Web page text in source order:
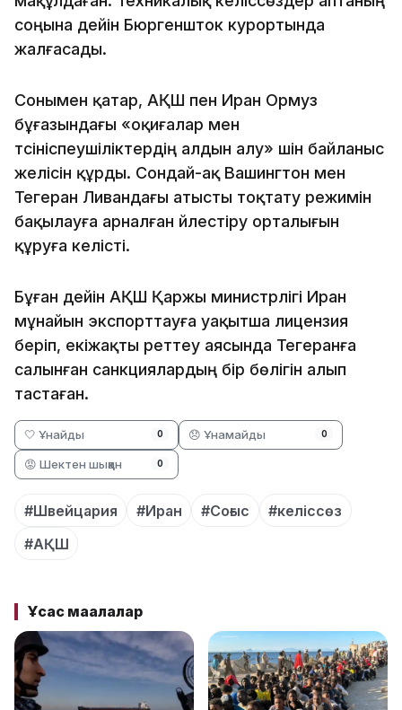
соңына дейін Бюргеншток курортында
жалғасады.
Сонымен қатар, АҚШ пен Иран Ормуз
бұғазындағы «оқиғалар мен
түсініспеушіліктердің алдын алу» үшін байланыс
желісін құрды. Сондай-ақ Вашингтон мен
Тегеран Ливандағы атысты тоқтату режимін
бақылауға арналған үйлестіру орталығын
құруға келісті.
Бұған дейін АҚШ Қаржы министрлігі Иран
мұнайын экспорттауға уақытша лицензия
беріп, екіжақты реттеу аясында Тегеранға
салынған санкциялардың бір бөлігін алып
тастаған.
🤍 Ұнайды 0 😞 Ұнамайды 0
😡 Шектен шыққан 0
#Швейцария #Иран #Соғыс
#келіссөз
#АҚШ
Ұқсас мақалалар